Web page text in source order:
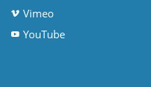
Vimeo
YouTube